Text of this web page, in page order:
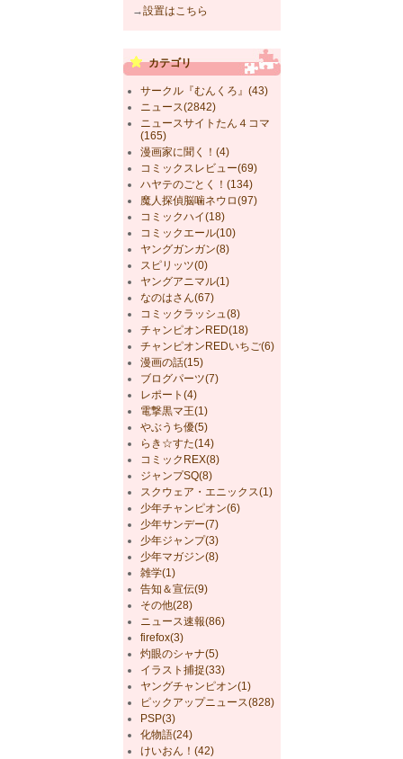
→設置はこちら
カテゴリ
サークル『むんくろ』(43)
ニュース(2842)
ニュースサイトたん４コマ
(165)
漫画家に聞く！(4)
コミックスレビュー(69)
ハヤテのごとく！(134)
魔人探偵脳噛ネウロ(97)
コミックハイ(18)
コミックエール(10)
ヤングガンガン(8)
スピリッツ(0)
ヤングアニマル(1)
なのはさん(67)
コミックラッシュ(8)
チャンピオンRED(18)
チャンピオンREDいちご(6)
漫画の話(15)
ブログパーツ(7)
レポート(4)
電撃黒マ王(1)
やぶうち優(5)
らき☆すた(14)
コミックREX(8)
ジャンプSQ(8)
スクウェア・エニックス(1)
少年チャンピオン(6)
少年サンデー(7)
少年ジャンプ(3)
少年マガジン(8)
雑学(1)
告知＆宣伝(9)
その他(28)
ニュース速報(86)
firefox(3)
灼眼のシャナ(5)
イラスト捕捉(33)
ヤングチャンピオン(1)
ピックアップニュース(828)
PSP(3)
化物語(24)
けいおん！(42)